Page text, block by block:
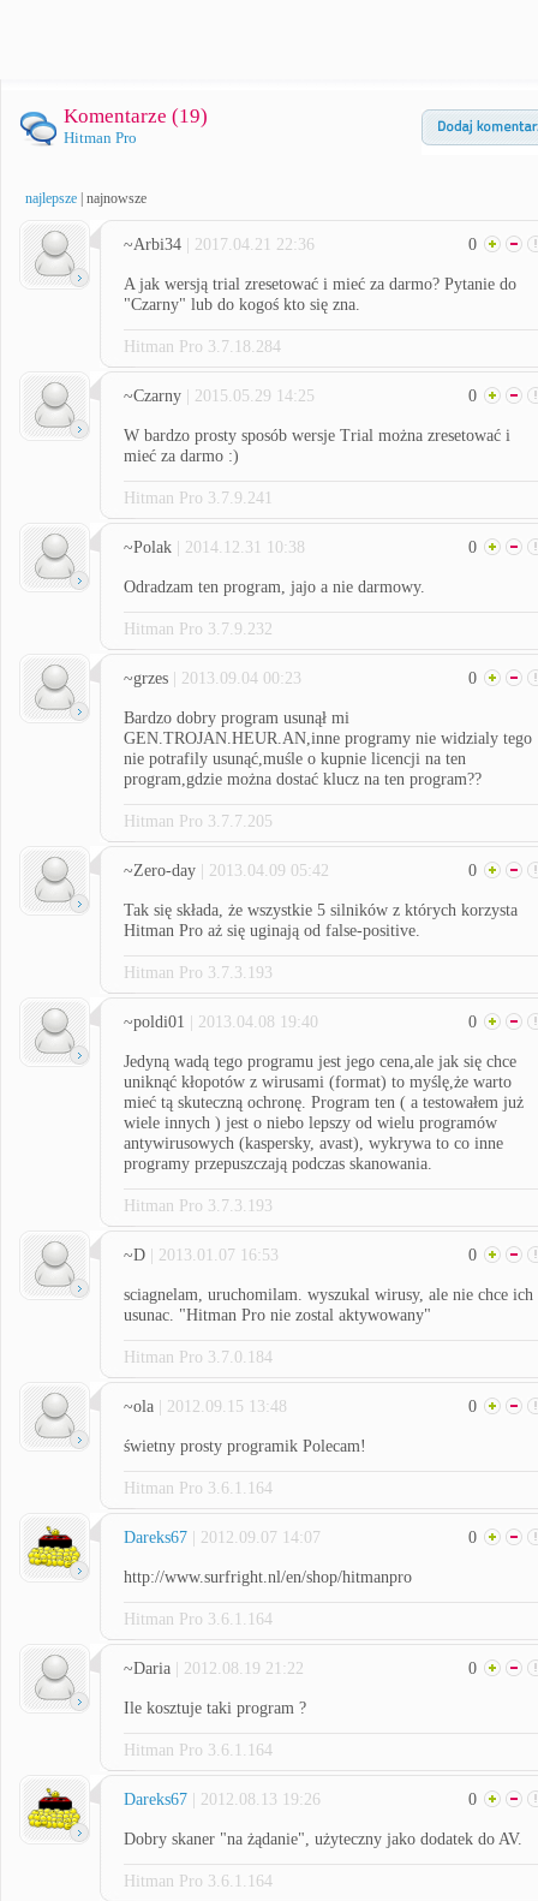
Komentarze (19)
Hitman Pro
najlepsze najnowsze
~Arbi34 | 2017.04.21 22:36 0
A jak wersją trial zresetować i mieć za darmo? Pytanie do
"Czarny" lub do kogoś kto się zna.
Hitman Pro 3.7.18.284
~Czarny | 2015.05.29 14:25 0
W bardzo prosty sposób wersje Trial można zresetować i
mieć za darmo :)
Hitman Pro 3.7.9.241
~Polak | 2014.12.31 10:38 0
Odradzam ten program, jajo a nie darmowy.
Hitman Pro 3.7.9.232
~grzes | 2013.09.04 00:23 0
Bardzo dobry program usunął mi
GEN.TROJAN.HEUR.AN,inne programy nie widzialy tego
nie potrafily usunąć,muśle o kupnie licencji na ten
program,gdzie można dostać klucz na ten program??
Hitman Pro 3.7.7.205
~Zero-day | 2013.04.09 05:42 0
Tak się składa, że wszystkie 5 silników z których korzysta
Hitman Pro aż się uginają od false-positive.
Hitman Pro 3.7.3.193
~poldi01 | 2013.04.08 19:40 0
Jedyną wadą tego programu jest jego cena,ale jak się chce
uniknąć kłopotów z wirusami (format) to myślę,że warto
mieć tą skuteczną ochronę. Program ten ( a testowałem już
wiele innych ) jest o niebo lepszy od wielu programów
antywirusowych (kaspersky, avast), wykrywa to co inne
programy przepuszczają podczas skanowania.
Hitman Pro 3.7.3.193
~D | 2013.01.07 16:53 0
sciagnelam, uruchomilam. wyszukal wirusy, ale nie chce ich
usunac. "Hitman Pro nie zostal aktywowany"
Hitman Pro 3.7.0.184
~ola | 2012.09.15 13:48 0
świetny prosty programik Polecam!
Hitman Pro 3.6.1.164
Dareks67 | 2012.09.07 14:07 0
http://www.surfright.nl/en/shop/hitmanpro
Hitman Pro 3.6.1.164
~Daria | 2012.08.19 21:22 0
Ile kosztuje taki program ?
Hitman Pro 3.6.1.164
Dareks67 | 2012.08.13 19:26 0
Dobry skaner "na żądanie", użyteczny jako dodatek do AV.
Hitman Pro 3.6.1.164